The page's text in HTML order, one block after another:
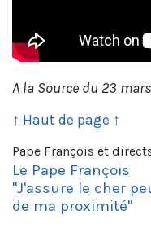
A la Source du 23
↑ Haut de page ↑
Pape François et
Le Pape François
"J'assure le cher
de ma proximité"